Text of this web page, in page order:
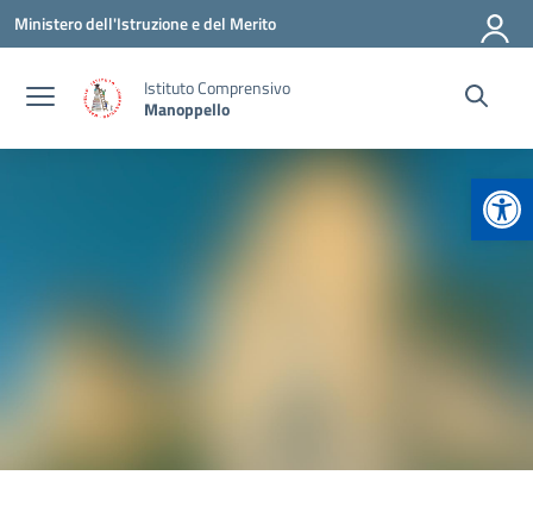
Vai ai contenuti
Vai al menu di navigazione
Vai al footer
Ministero dell'Istruzione e del Merito
Istituto Comprensivo
Manoppello